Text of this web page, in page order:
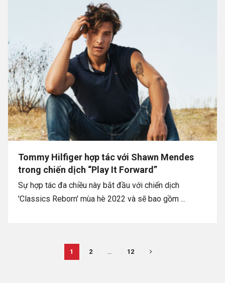
Tommy Hilfiger hợp tác với Shawn Mendes
trong chiến dịch “Play It Forward”
Sự hợp tác đa chiều này bắt đầu với chiến dịch
'Classics Reborn' mùa hè 2022 và sẽ bao gồm ...
1 2 12